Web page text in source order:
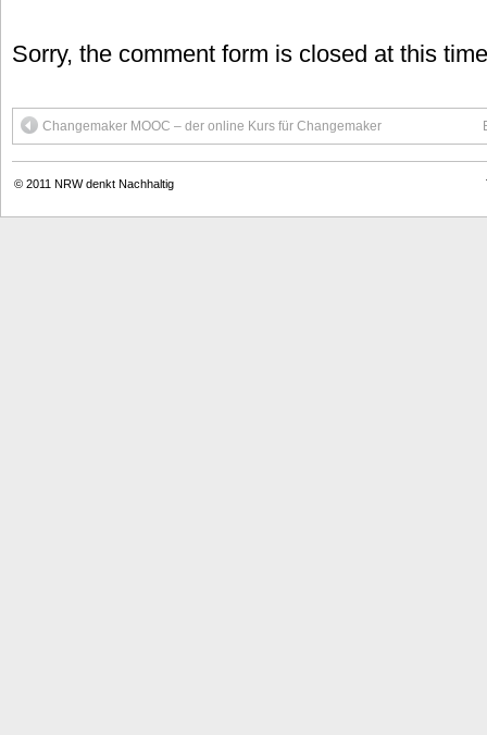
Sorry, the comment form is closed at this
Changemaker MOOC – der online Kurs für Changemaker
© 2011 NRW denkt Nachhaltig